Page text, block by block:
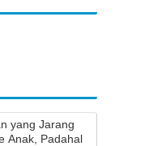
yang Jarang
Anak, Padahal